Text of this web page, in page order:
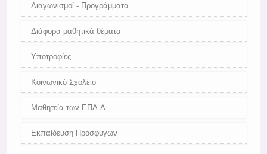
Διαγωνισμοί - Προγράμματα
Διάφορα μαθητικά θέματα
Υποτροφίες
Κοινωνικό Σχολείο
Μαθητεία των ΕΠΑ.Λ.
Εκπαίδευση Προσφύγων